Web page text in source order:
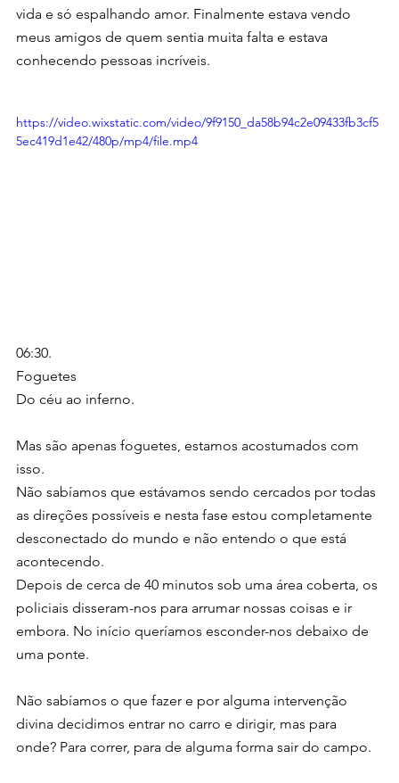
vida e só espalhando amor. Finalmente estava vendo
meus amigos de quem sentia muita falta e estava
conhecendo pessoas incríveis.
https://video.wixstatic.com/video/9f9150_da58b94c2e09433fb3cf5
5ec419d1e42/480p/mp4/file.mp4
06:30.
Foguetes
Do céu ao inferno.
Mas são apenas foguetes, estamos acostumados com
isso.
Não sabíamos que estávamos sendo cercados por todas
as direções possíveis e nesta fase estou completamente
desconectado do mundo e não entendo o que está
acontecendo.
Depois de cerca de 40 minutos sob uma área coberta, os
policiais disseram-nos para arrumar nossas coisas e ir
embora. No início queríamos esconder-nos debaixo de
uma ponte.
Não sabíamos o que fazer e por alguma intervenção
divina decidimos entrar no carro e dirigir, mas para
onde? Para correr, para de alguma forma sair do campo.